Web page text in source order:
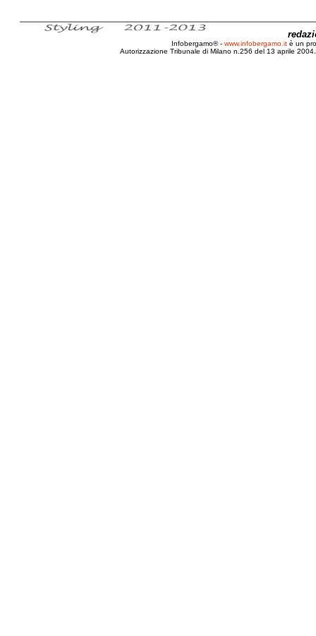
Infobergamo® - www.infobergamo.it è un
Autorizzazione Tribunale di Milano n.256 del 13 aprile